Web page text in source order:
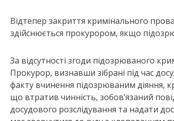
Відтепер закриття кримінального
здійснюється прокурором, якщо
За відсутності згоди підозрюваного
Прокурор, визнавши зібрані під час
факту вчинення підозрюваним діяння,
що втратив чинність, зобов’язаний
досудового розслідування та надати